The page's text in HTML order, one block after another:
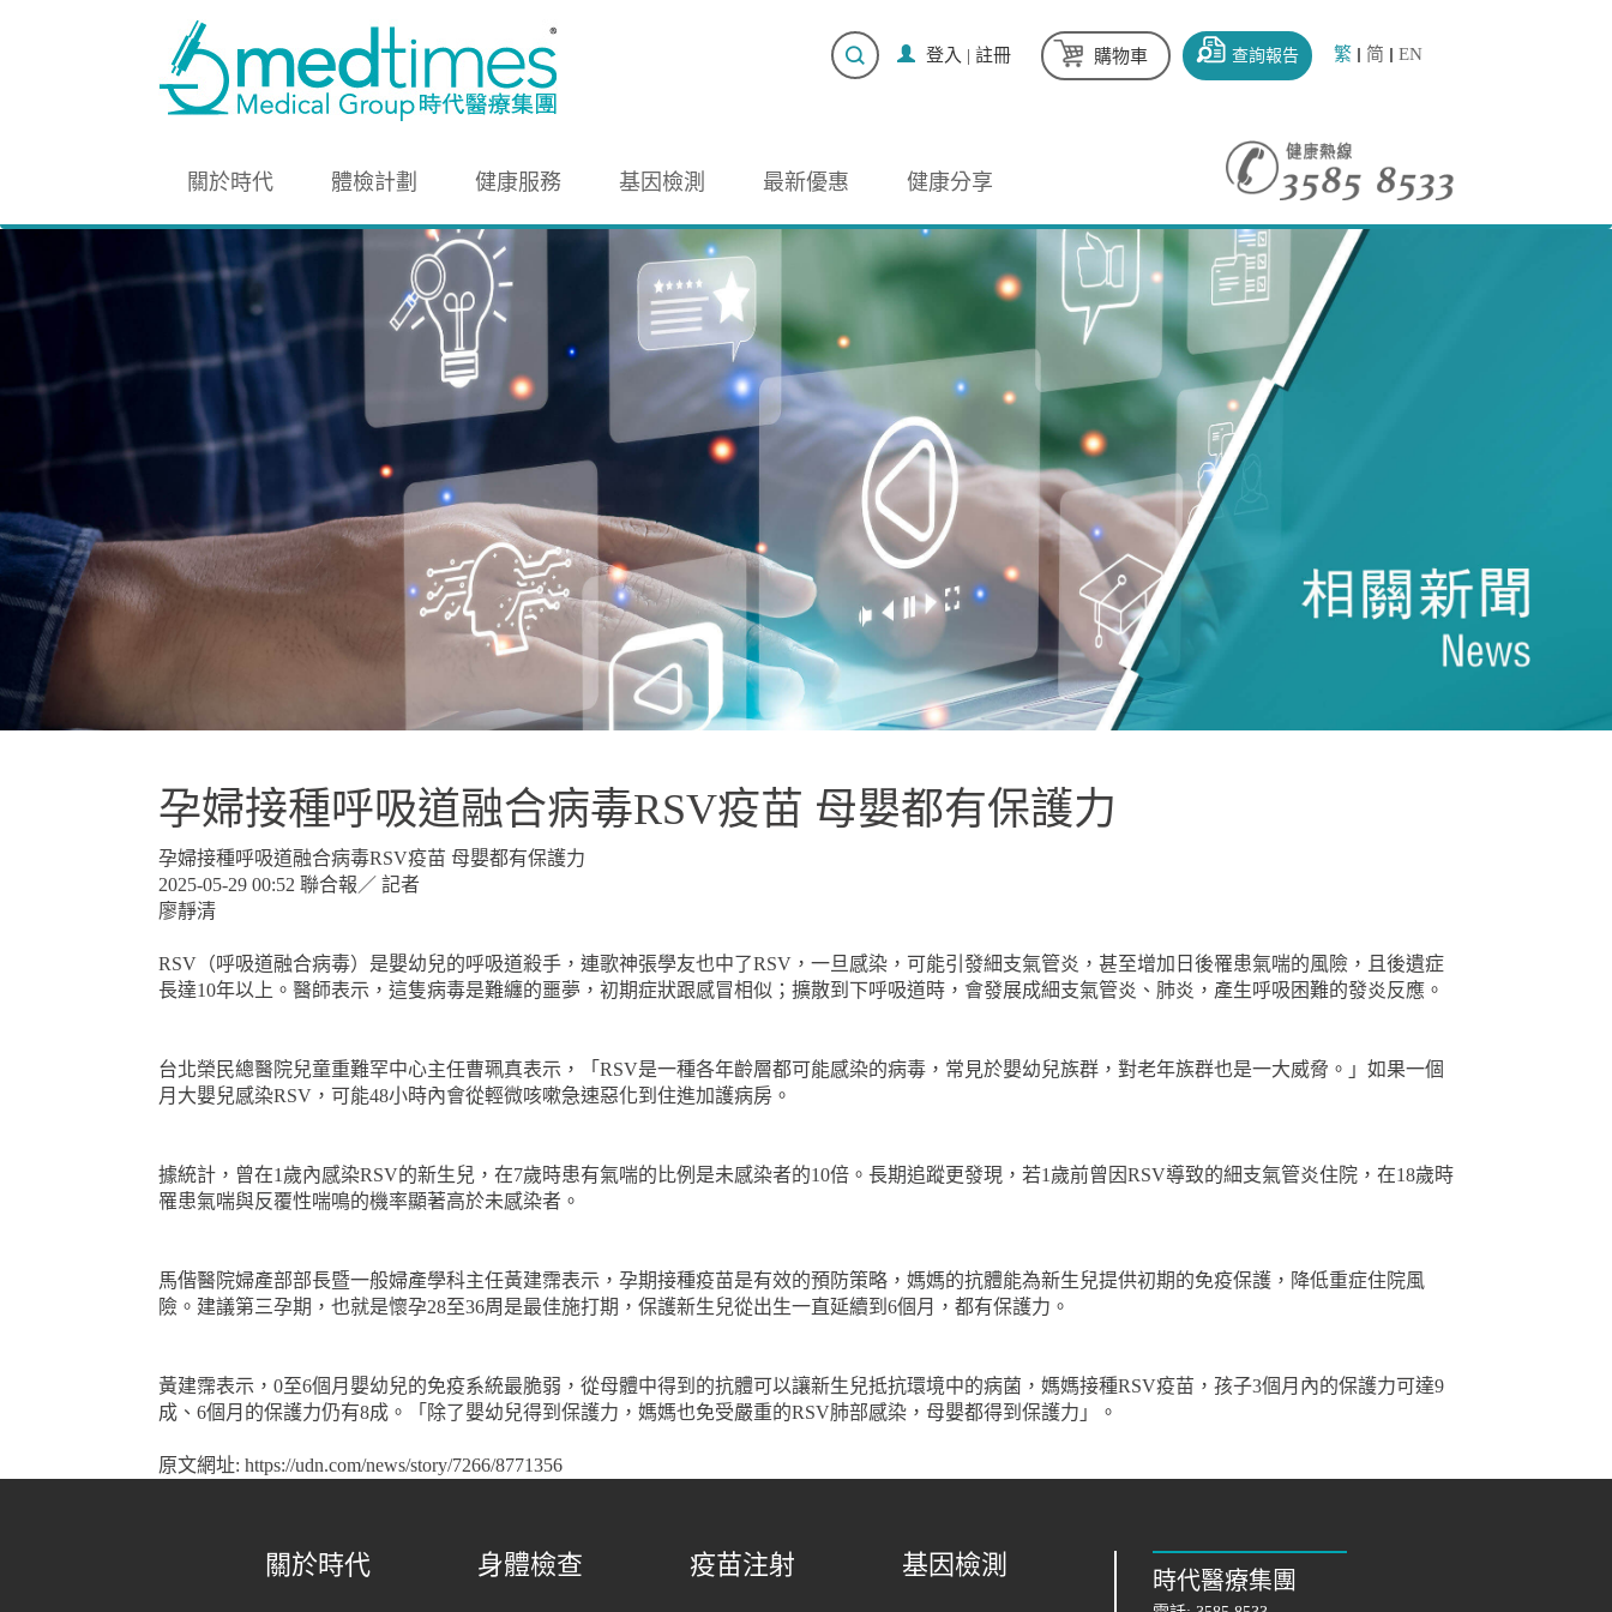
繁 简 EN
查詢報告
購物車
登入 | 註冊
關於時代 體檢計劃 健康服務 基因檢測 最新優惠 健康分享
孕婦接種呼吸道融合病毒RSV疫苗 母嬰都有保護力
孕婦接種呼吸道融合病毒RSV疫苗 母嬰都有保護力
2025-05-29 00:52 聯合報／ 記者
廖靜清
RSV（呼吸道融合病毒）是嬰幼兒的呼吸道殺手，連歌神張學友也中了RSV，一旦感染，可能引發細支氣管炎，甚至增加日後罹患氣喘的風險，且後遺症
長達10年以上。醫師表示，這隻病毒是難纏的噩夢，初期症狀跟感冒相似；擴散到下呼吸道時，會發展成細支氣管炎、肺炎，產生呼吸困難的發炎反應。
台北榮民總醫院兒童重難罕中心主任曹珮真表示，「RSV是一種各年齡層都可能感染的病毒，常見於嬰幼兒族群，對老年族群也是一大威脅。」如果一個
月大嬰兒感染RSV，可能48小時內會從輕微咳嗽急速惡化到住進加護病房。
據統計，曾在1歲內感染RSV的新生兒，在7歲時患有氣喘的比例是未感染者的10倍。長期追蹤更發現，若1歲前曾因RSV導致的細支氣管炎住院，在18歲時
罹患氣喘與反覆性喘鳴的機率顯著高於未感染者。
馬偕醫院婦產部部長暨一般婦產學科主任黃建霈表示，孕期接種疫苗是有效的預防策略，媽媽的抗體能為新生兒提供初期的免疫保護，降低重症住院風
險。建議第三孕期，也就是懷孕28至36周是最佳施打期，保護新生兒從出生一直延續到6個月，都有保護力。
黃建霈表示，0至6個月嬰幼兒的免疫系統最脆弱，從母體中得到的抗體可以讓新生兒抵抗環境中的病菌，媽媽接種RSV疫苗，孩子3個月內的保護力可達9
成、6個月的保護力仍有8成。「除了嬰幼兒得到保護力，媽媽也免受嚴重的RSV肺部感染，母嬰都得到保護力」。
原文網址: https://udn.com/news/story/7266/8771356
關於時代 身體檢查 疫苗注射 基因檢測
時代醫療集團